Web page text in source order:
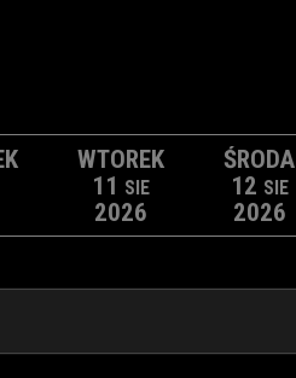
WTOREK
11 SIE
2026
ŚRODA
12 SIE
2026